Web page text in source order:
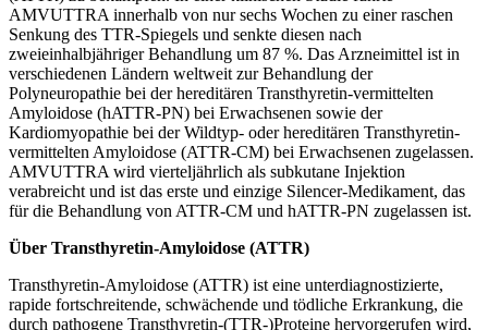
AMVUTTRA innerhalb von nur sechs Wochen zu einer raschen
Senkung des TTR-Spiegels und senkte diesen nach
zweieinhalbjähriger Behandlung um 87 %. Das Arzneimittel ist in
verschiedenen Ländern weltweit zur Behandlung der
Polyneuropathie bei der hereditären Transthyretin-vermittelten
Amyloidose (hATTR-PN) bei Erwachsenen sowie der
Kardiomyopathie bei der Wildtyp- oder hereditären Transthyretin-
vermittelten Amyloidose (ATTR-CM) bei Erwachsenen zugelassen.
AMVUTTRA wird vierteljährlich als subkutane Injektion
verabreicht und ist das erste und einzige Silencer-Medikament, das
für die Behandlung von ATTR-CM und hATTR-PN zugelassen ist.
Über Transthyretin-Amyloidose (ATTR)
Transthyretin-Amyloidose (ATTR) ist eine unterdiagnostizierte,
rapide fortschreitende, schwächende und tödliche Erkrankung, die
durch pathogene Transthyretin-(TTR-)Proteine hervorgerufen wird,